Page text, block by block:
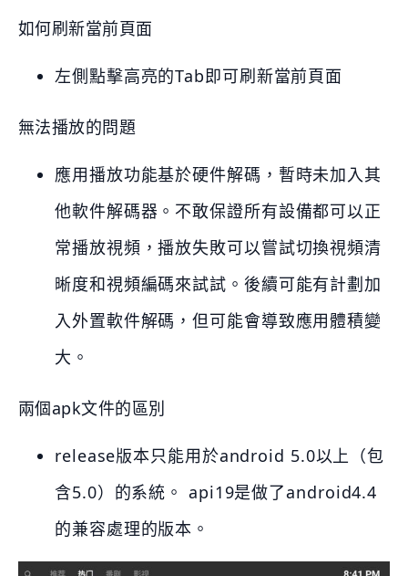
如何刷新當前頁面
左側點擊高亮的Tab即可刷新當前頁面
無法播放的問題
應用播放功能基於硬件解碼，暫時未加入其
他軟件解碼器。不敢保證所有設備都可以正
常播放視頻，播放失敗可以嘗試切換視頻清
晰度和視頻編碼來試試。後續可能有計劃加
入外置軟件解碼，但可能會導致應用體積變
大。
兩個apk文件的區別
release版本只能用於android 5.0以上（包
含5.0）的系統。 api19是做了android4.4
的兼容處理的版本。